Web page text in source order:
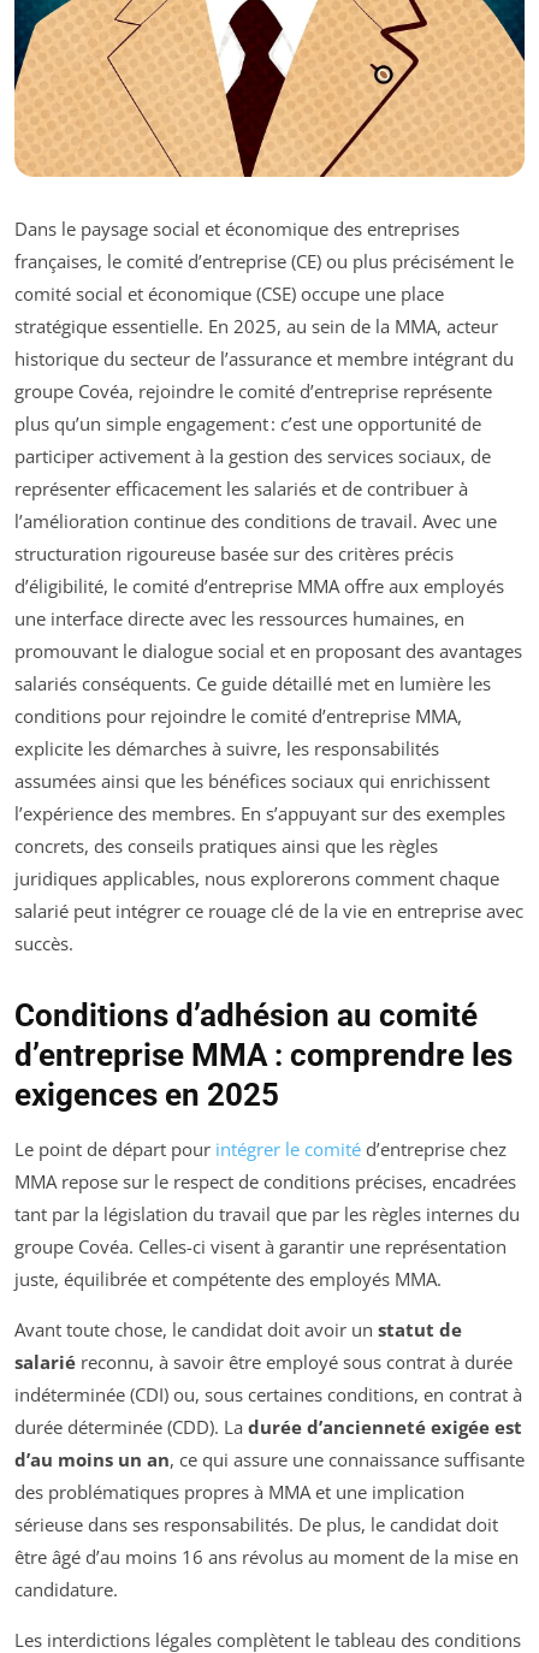
Dans le paysage social et économique des entreprises
françaises, le comité d’entreprise (CE) ou plus précisément le
comité social et économique (CSE) occupe une place
stratégique essentielle. En 2025, au sein de la MMA, acteur
historique du secteur de l’assurance et membre intégrant du
groupe Covéa, rejoindre le comité d’entreprise représente
plus qu’un simple engagement : c’est une opportunité de
participer activement à la gestion des services sociaux, de
représenter efficacement les salariés et de contribuer à
l’amélioration continue des conditions de travail. Avec une
structuration rigoureuse basée sur des critères précis
d’éligibilité, le comité d’entreprise MMA offre aux employés
une interface directe avec les ressources humaines, en
promouvant le dialogue social et en proposant des avantages
salariés conséquents. Ce guide détaillé met en lumière les
conditions pour rejoindre le comité d’entreprise MMA,
explicite les démarches à suivre, les responsabilités
assumées ainsi que les bénéfices sociaux qui enrichissent
l’expérience des membres. En s’appuyant sur des exemples
concrets, des conseils pratiques ainsi que les règles
juridiques applicables, nous explorerons comment chaque
salarié peut intégrer ce rouage clé de la vie en entreprise avec
succès.
Conditions d’adhésion au comité
d’entreprise MMA : comprendre les
exigences en 2025
Le point de départ pour intégrer le comité d’entreprise chez
MMA repose sur le respect de conditions précises, encadrées
tant par la législation du travail que par les règles internes du
groupe Covéa. Celles-ci visent à garantir une représentation
juste, équilibrée et compétente des employés MMA.
Avant toute chose, le candidat doit avoir un statut de
salarié reconnu, à savoir être employé sous contrat à durée
indéterminée (CDI) ou, sous certaines conditions, en contrat à
durée déterminée (CDD). La durée d’ancienneté exigée est
d’au moins un an, ce qui assure une connaissance suffisante
des problématiques propres à MMA et une implication
sérieuse dans ses responsabilités. De plus, le candidat doit
être âgé d’au moins 16 ans révolus au moment de la mise en
candidature.
Les interdictions légales complètent le tableau des conditions